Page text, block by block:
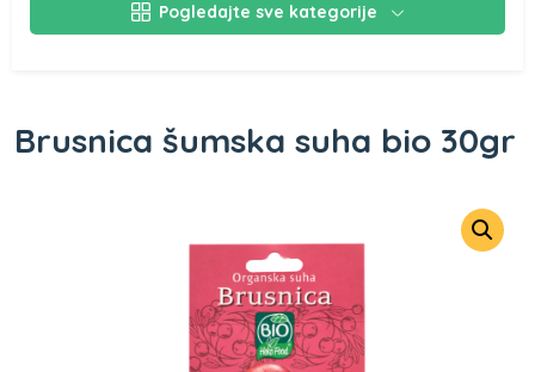
Pogledajte sve kategorije
Brusnica šumska suha bio 30gr